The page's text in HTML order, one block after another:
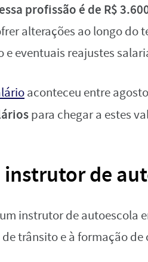
profissão é de R$
alterações ao longo do
eventuais reajustes
aconteceu entre
para chegar a estes
instrutor de
instrutor de autoescola
trânsito e à formação de